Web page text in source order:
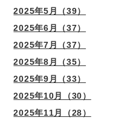
2025年5月（39）
2025年6月（37）
2025年7月（37）
2025年8月（35）
2025年9月（33）
2025年10月（30）
2025年11月（28）